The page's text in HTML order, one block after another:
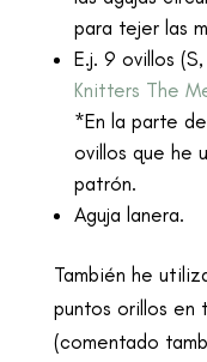
para tejer las
E.j. 9 ovillos
Knitters The
*En la parte
ovillos que he
patrón.
Aguja lanera.
También he
puntos orillos en
(comentado